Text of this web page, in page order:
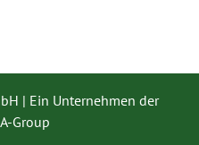
| Ein Unternehmen der